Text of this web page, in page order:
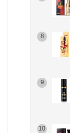
8
9
10